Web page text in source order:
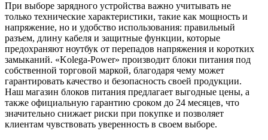
При выборе зарядного устройства важно учитывать не
только технические характеристики, такие как мощность и
напряжение, но и удобство использования: правильный
разъем, длину кабеля и защитные функции, которые
предохраняют ноутбук от перепадов напряжения и коротких
замыканий. «Kolega-Power» производит блоки питания под
собственной торговой маркой, благодаря чему может
гарантировать качество и безопасность своей продукции.
Наш магазин блоков питания предлагает выгодные цены, а
также официальную гарантию сроком до 24 месяцев, что
значительно снижает риски при покупке и позволяет
клиентам чувствовать уверенность в своем выборе.